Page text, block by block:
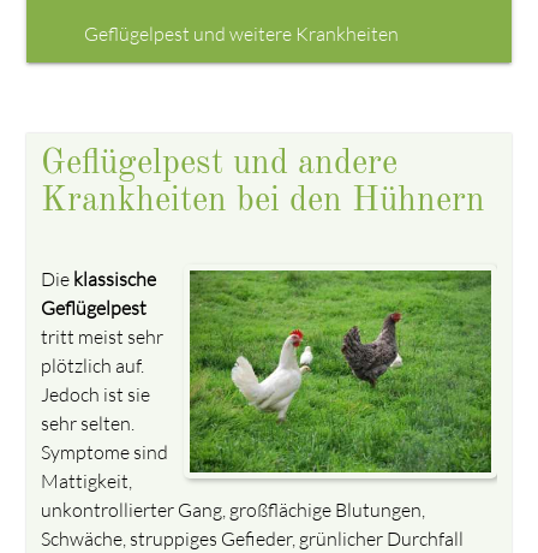
Geflügelpest und weitere Krankheiten
Geflügelpest und andere
Krankheiten bei den Hühnern
Die klassische
Geflügelpest
tritt meist sehr
plötzlich auf.
Jedoch ist sie
sehr selten.
Symptome sind
Mattigkeit,
unkontrollierter Gang, großflächige Blutungen,
Schwäche, struppiges Gefieder, grünlicher Durchfall